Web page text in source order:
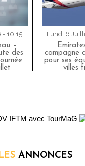
- 10:15
–
des
Lundi 6
campagne
pour ses
villes
LES ANNONCES